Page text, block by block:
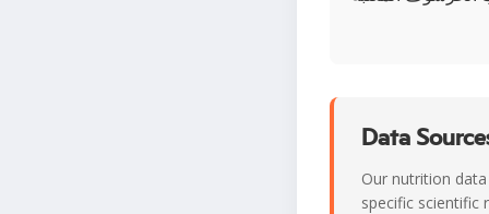
Data
Our nutrition
specific scientific